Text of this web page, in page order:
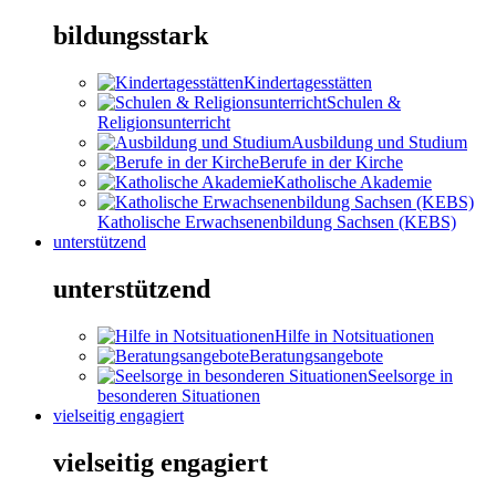
bildungsstark
Kindertagesstätten
Schulen &
Religionsunterricht
Ausbildung und Studium
Berufe in der Kirche
Katholische Akademie
Katholische Erwachsenenbildung Sachsen (KEBS)
unterstützend
unterstützend
Hilfe in Notsituationen
Beratungsangebote
Seelsorge in
besonderen Situationen
vielseitig engagiert
vielseitig engagiert